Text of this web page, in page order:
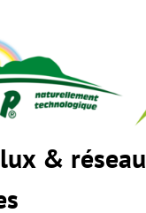
& réseau